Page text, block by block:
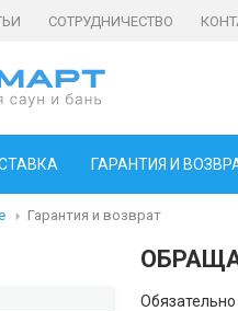
СОТРУДНИЧЕСТВО
ГАРАНТИЯ И
Гарантия и возврат
Обязательно